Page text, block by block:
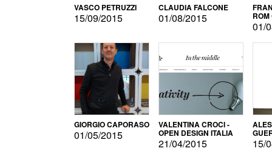
VASCO PETRUZZI
15/09/2015
CLAUDIA FALCONE
01/08/2015
01/
GIORGIO CAPORASO
01/05/2015
VALENTINA CROCI -
OPEN DESIGN ITALIA
21/04/2015 15/